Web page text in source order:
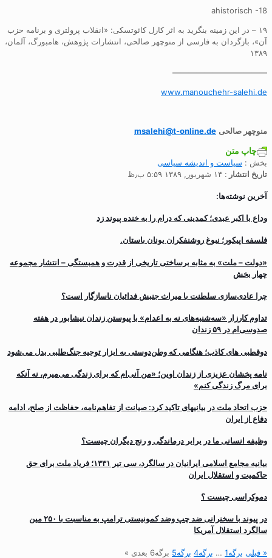
ahistorisch -18
۱۹ – در این زمینه بنگرید به اثر کارل کائوتسکی: «انقلاب پرولتری و برنامه حزب
آن»، بازگردان به فارسی از منوچهر صالحی، انتشارات پژوهش، هامبورگ، آلمان،
۱۳۸۹
————————————
www.manouchehr-salehi.de
منوچهر صالحی msalehi@t-online.de
چاپ متن
بخش : سیاست و انديشه سياسی
تاریخ انتشار : ۱۴ شهریور, ۱۳۸۹ ۵:۵۹ ب٫ظ
آخرین نوشته‌ها:
وداع با اکبر عبدی؛ کمدینی که درام را به خنده پیوند زد
فلسفه اپیکور؛ نبوغ روشنفکران یونان باستان.
«دولت – ملت» به مثابه برساختی تاریخی از قدرت و همبستگی – انتشار مجموعه
چهار بخش
چرا عادی‌سازی سلطنت با میراث جنبش فدائیان ناسازگار است؟
تداوم کارزار «سه‌شنبه‌های نه به اعدام» با پیوستن زندان نیشابور در هفته
صدوسی‌ام در ۵۹ زندان
دوقطبی های کاذب؛ هنگامی که وطن‌دوستی به ابزار توجیه جنگ‌طلبی بدل می‌شود
نامه پخشان عزیزی از زندان اوین؛ «من آنی‌ام که برای زندگی می‌میرم، نه آنکه
برای مرگ زندگی کنم»
حزب اتحاد ملت در بیانیه‎ای تاکید کرد: صیانت از تفاهم‌نامه، حفاظت از صلح، ادامه
دفاع از ایران
وظیفه انسانی ما در برابر درماندگی و رنج دیگران چیست؟
بیانیه مجامع اسلامی ایرانیان در سالگرد، سی تیر ۱۳۳۱؛ فریاد ملت برای حق
حاکمیت و استقلال ایران
دموکراسی چیست ؟
در پیوند با سخنرانی ضد چپ و‌ضد کمونیستی ترامپ به مناسبت با ۲۵۰ مین
سالگرد استقلال آمریکا
« قبلی برگه1
… برگه4 برگه5 برگه6 بعدی »